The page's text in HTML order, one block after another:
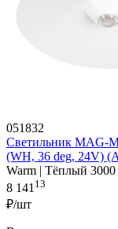
051832
Светильник MAG-
(WH, 36 deg, 24V)
Warm | Тёплый
8 141 13
₽/шт